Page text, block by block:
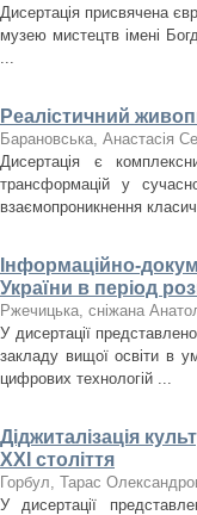
Дисертація присвячена
музею мистецтв імені
...
Реалістичний
Барановська, Анастасія
Дисертація є
трансформацій у
взаємопроникнення
Інформаційно-
України в період
Ржечицька, сніжана
У дисертації
закладу вищої освіти в
цифрових технологій ...
Діджиталізація
ХХІ століття
Горбул, Тарас
У дисертації